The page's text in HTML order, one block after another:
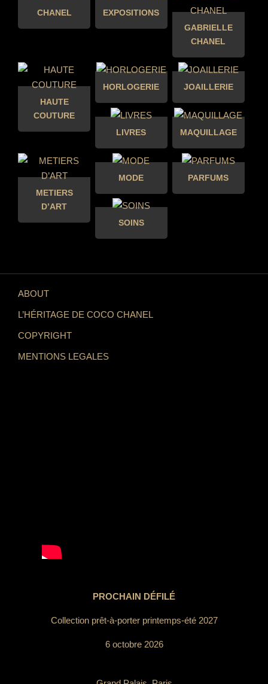
CHANEL
EXPOSITIONS
GABRIELLE
CHANEL
HAUTE
COUTURE
HORLOGERIE JOAILLERIE
LIVRES MAQUILLAGE
METIERS
D’ART
MODE PARFUMS
SOINS
ABOUT
L’HÉRITAGE DE COCO CHANEL
COPYRIGHT
MENTIONS LEGALES
PROCHAIN DÉFILÉ
Collection prêt-à-porter printemps-été 2027
6 octobre 2026